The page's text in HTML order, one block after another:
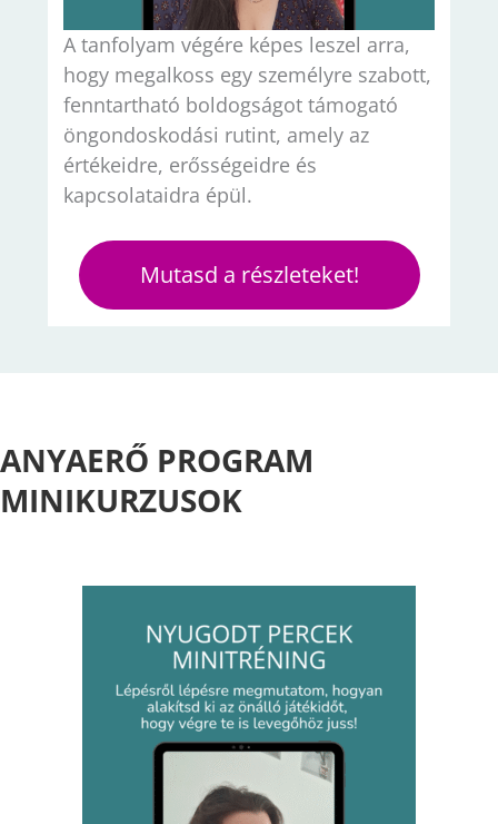
A tanfolyam végére képes leszel arra,
hogy megalkoss egy személyre szabott,
fenntartható boldogságot támogató
öngondoskodási rutint, amely az
értékeidre, erősségeidre és
kapcsolataidra épül.
Mutasd a részleteket!
ANYAERŐ PROGRAM
MINIKURZUSOK